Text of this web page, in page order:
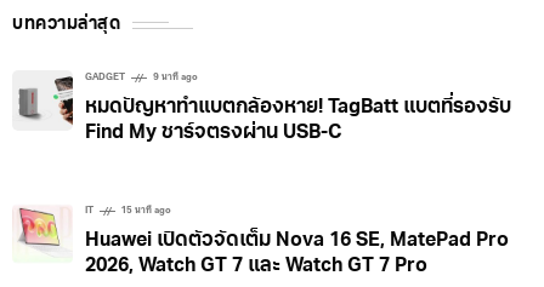
บทความล่าสุด
GADGET 9 นาที ago
หมดปัญหาทำแบตกล้องหาย! TagBatt แบตที่รองรับ
Find My ชาร์จตรงผ่าน USB-C
15 นาที ago
Huawei เปิดตัวจัดเต็ม Nova 16 SE, MatePad Pro
2026, Watch GT 7 และ Watch GT 7 Pro